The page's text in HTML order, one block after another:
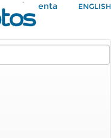
Mi Cuenta ENGLISH